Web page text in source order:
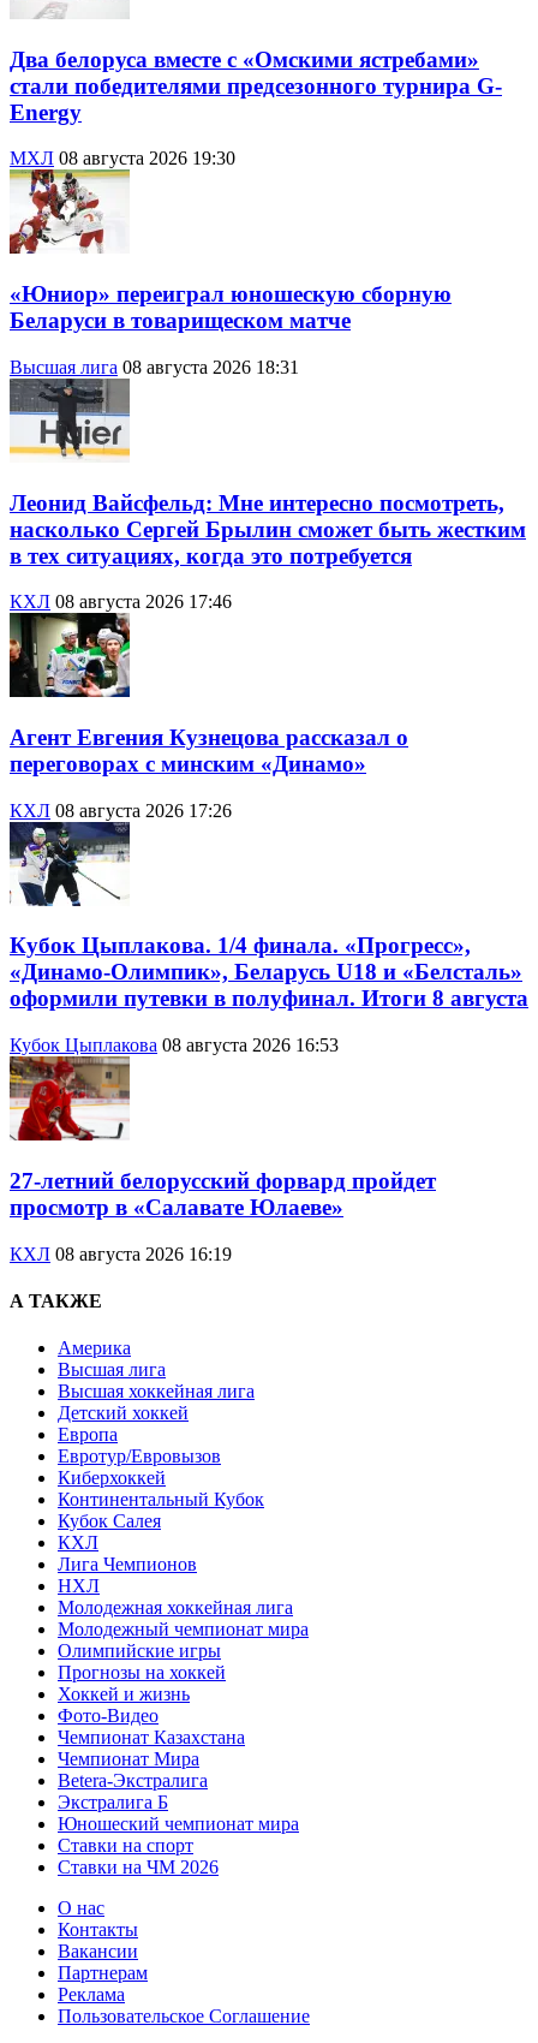
Два белоруса вместе с «Омскими ястребами»
стали победителями предсезонного турнира G-
Energy
МХЛ 08 августа 2026 19:30
«Юниор» переиграл юношескую сборную
Беларуси в товарищеском матче
Высшая лига 08 августа 2026 18:31
Леонид Вайсфельд: Мне интересно посмотреть,
насколько Сергей Брылин сможет быть жестким
в тех ситуациях, когда это потребуется
КХЛ 08 августа 2026 17:46
Агент Евгения Кузнецова рассказал о
переговорах с минским «Динамо»
КХЛ 08 августа 2026 17:26
Кубок Цыплакова. 1/4 финала. «Прогресс»,
«Динамо-Олимпик», Беларусь U18 и «Белсталь»
оформили путевки в полуфинал. Итоги 8 августа
Кубок Цыплакова 08 августа 2026 16:53
27-летний белорусский форвард пройдет
просмотр в «Салавате Юлаеве»
КХЛ 08 августа 2026 16:19
А ТАКЖЕ
Америка
Высшая лига
Высшая хоккейная лига
Детский хоккей
Европа
Евротур/Евровызов
Киберхоккей
Континентальный Кубок
Кубок Салея
КХЛ
Лига Чемпионов
НХЛ
Молодежная хоккейная лига
Молодежный чемпионат мира
Олимпийские игры
Прогнозы на хоккей
Хоккей и жизнь
Фото-Видео
Чемпионат Казахстана
Чемпионат Мира
Betera-Экстралига
Экстралига Б
Юношеский чемпионат мира
Ставки на спорт
Ставки на ЧМ 2026
О нас
Контакты
Вакансии
Партнерам
Реклама
Пользовательское Соглашение